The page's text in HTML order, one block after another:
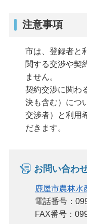
注意事項
市は、登録者と
関する交渉や契
ません。
契約交渉に関わ
決も含む）につ
交渉者）と利用
だきます。
お問い合わ
鹿屋市農林水
電話番号：
FAX番号：